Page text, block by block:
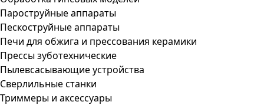
Пароструйные аппараты
Пескоструйные аппараты
Печи для обжига и прессования керамики
Прессы зуботехнические
Пылевсасывающие устройства
Сверлильные станки
Триммеры и аксессуары